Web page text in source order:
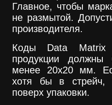
Главное, чтобы
не размытой.
производителя.
Коды Data Matrix
продукции
менее 20х20 мм.
хотя бы в стрейч,
поверх упаковки.